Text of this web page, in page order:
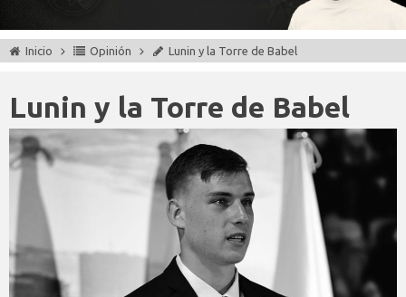
Inicio Opinión Lunin y la Torre de Babel
Lunin y la Torre de Babel